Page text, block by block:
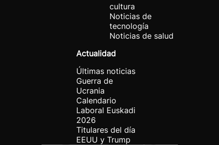
cultura
Noticias de
tecnología
Noticias de salud
Actualidad
Últimas noticias
Guerra de
Ucrania
Calendario
Laboral Euskadi
2026
Titulares del día
EEUU y Trump